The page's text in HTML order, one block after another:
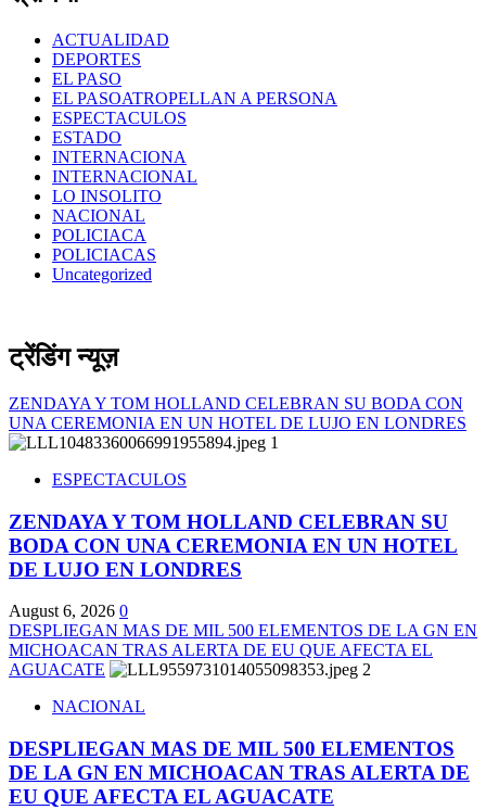
ACTUALIDAD
DEPORTES
EL PASO
EL PASOATROPELLAN A PERSONA
ESPECTACULOS
ESTADO
INTERNACIONA
INTERNACIONAL
LO INSOLITO
NACIONAL
POLICIACA
POLICIACAS
Uncategorized
ट्रेंडिंग न्यूज़
ZENDAYA Y TOM HOLLAND CELEBRAN SU BODA CON
UNA CEREMONIA EN UN HOTEL DE LUJO EN LONDRES
1
ESPECTACULOS
ZENDAYA Y TOM HOLLAND CELEBRAN SU
BODA CON UNA CEREMONIA EN UN HOTEL
DE LUJO EN LONDRES
August 6, 2026 0
DESPLIEGAN MAS DE MIL 500 ELEMENTOS DE LA GN EN
MICHOACAN TRAS ALERTA DE EU QUE AFECTA EL
AGUACATE
2
NACIONAL
DESPLIEGAN MAS DE MIL 500 ELEMENTOS
DE LA GN EN MICHOACAN TRAS ALERTA DE
EU QUE AFECTA EL AGUACATE